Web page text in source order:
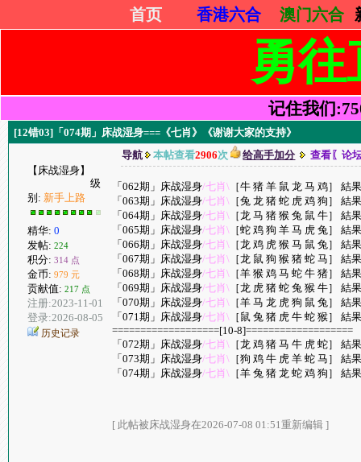
首页 香港六合 澳门六合
勇
记住我们
[12错03]「074期」床战湿身===《七肖》《谢谢大家的支持》
【床战湿身】
级
别: 新手上路
精华: 0
发帖: 224
积分: 314 点
金币: 979 元
贡献值: 217 点
注册:2023-11-01
登录:2026-08-05
历史记录
导航 本帖查看2906次 给高手加分 查看〖论
「062期」床战湿身/七肖\［牛 猪 羊 鼠 龙 马 鸡］ 結
「063期」床战湿身/七肖\［兔 龙 猪 蛇 虎 鸡 狗］ 結
「064期」床战湿身/七肖\［龙 马 猪 猴 兔 鼠 牛］ 結
「065期」床战湿身/七肖\［蛇 鸡 狗 羊 马 虎 兔］ 結
「066期」床战湿身/七肖\［龙 鸡 虎 猴 马 鼠 兔］ 結
「067期」床战湿身/七肖\［龙 鼠 狗 猴 猪 蛇 马］ 結
「068期」床战湿身/七肖\［羊 猴 鸡 马 蛇 牛 猪］ 結
「069期」床战湿身/七肖\［龙 虎 猪 蛇 兔 猴 牛］ 結
「070期」床战湿身/七肖\［羊 马 龙 虎 狗 鼠 兔］ 結
「071期」床战湿身/七肖\［鼠 兔 猪 虎 牛 蛇 猴］ 結
===================[10-8]===================
「072期」床战湿身/七肖\［龙 鸡 猪 马 牛 虎 蛇］ 結
「073期」床战湿身/七肖\［狗 鸡 牛 虎 羊 蛇 马］ 結
「074期」床战湿身/七肖\［羊 兔 猪 龙 蛇 鸡 狗］ 結
[ 此帖被床战湿身在2026-07-08 01:51重新编辑 ]